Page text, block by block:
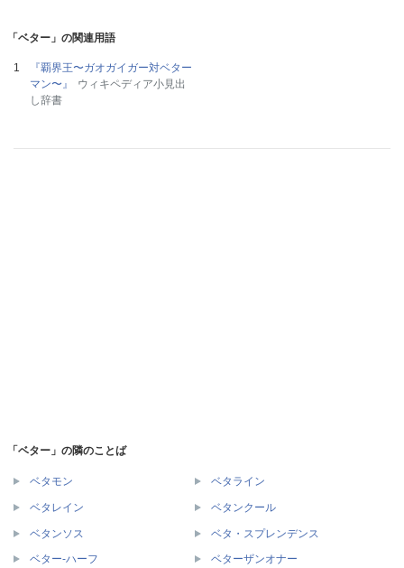
「ベター」の関連用語
『覇界王〜ガオガイガー対ベター
マン〜』
ウィキペディア小見出
し辞書
「ベター」の隣のことば
ベタモン ベタライン
ベタレイン ベタンクール
ベタンソス ベタ・スプレンデンス
ベター‐ハーフ ベターザンオナー